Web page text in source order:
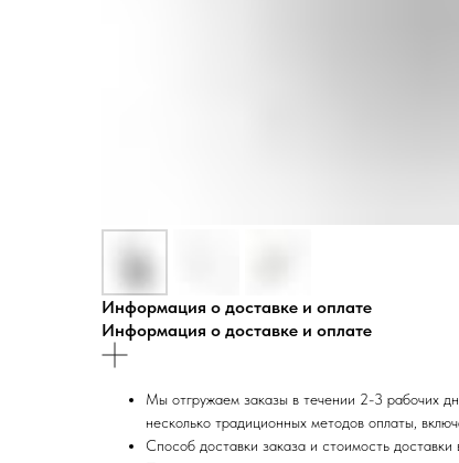
Информация о доставке и оплате
Информация о доставке и оплате
Мы отгружаем заказы в течении 2-3 рабочих
несколько традиционных методов оплаты,
Способ доставки заказа и стоимость